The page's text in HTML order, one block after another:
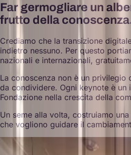
Far germogliare un
frutto della
Crediamo che la transizione
indietro nessuno. Per questo
nazionali e internazionali,
La conoscenza non è un privilegio
da condividere. Ogni keynote è un
Fondazione nella crescita della
Un seme alla volta, costruiamo
che vogliono guidare il